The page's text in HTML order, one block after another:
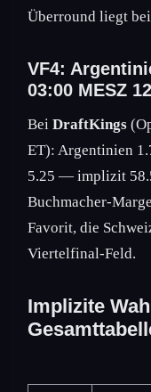
Überround liegt bei
VF4:
03:00 MESZ
Bei DraftKings
ET): Argentinien
5.25 — implizit
Buchmacher-
Favorit, die
Viertelfinal-Feld.
Implizite